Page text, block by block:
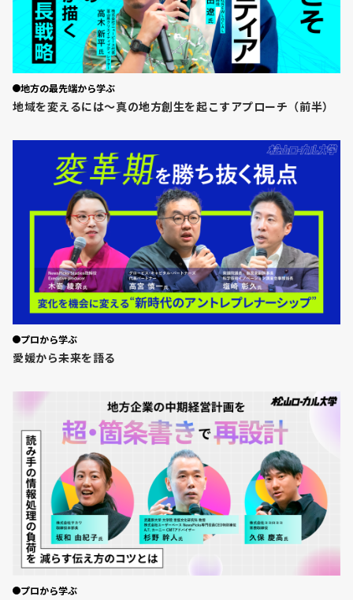
地方の最先端から学ぶ
地域を変えるには〜真の地方創生を起こすアプローチ（前半）
プロから学ぶ
愛媛から未来を語る
プロから学ぶ